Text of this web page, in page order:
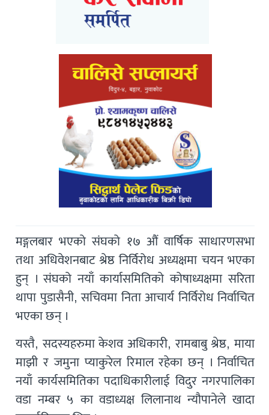
मङ्गलबार भएको संघको १७ औं वार्षिक साधारणसभा
तथा अधिवेशनबाट श्रेष्ठ निर्विरोध अध्यक्षमा चयन भएका
हुन् । संघको नयाँ कार्यासमितिको कोषाध्यक्षमा सरिता
थापा पुडासैनी, सचिवमा निता आचार्य निर्विरोध निर्वाचित
भएका छन् ।
यस्तै, सदस्यहरुमा केशव अधिकारी, रामबाबु श्रेष्ठ, माया
माझी र जमुना प्याकुरेल रिमाल रहेका छन् । निर्वाचित
नयाँ कार्यसमितिका पदाधिकारीलाई विदुर नगरपालिका
वडा नम्बर ५ का वडाध्यक्ष लिलानाथ न्यौपानेले खादा